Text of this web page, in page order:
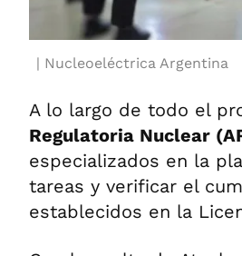
Nucleoeléctrica Argentina
A lo largo de todo el
Regulatoria Nuclear
especializados en la
tareas y verificar el
establecidos en la